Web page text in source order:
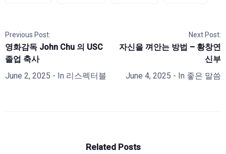
Previous Post:
영화감독 John Chu 의 USC
졸업 축사
June 2, 2025 - In 리스펙터블
Next Post:
자신을 껴안는 방법 – 황창연
신부
June 4, 2025 - In 좋은 말씀
Related Posts